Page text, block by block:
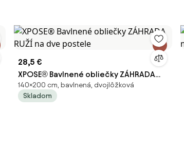
28,5 €
XPOSE® Bavlnené obliečky ZÁHRADA
RUŽÍ na dve postele
140×200 cm, bavlnená, dvojlôžková
Skladom